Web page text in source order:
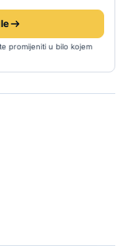
promijeniti u bilo kojem